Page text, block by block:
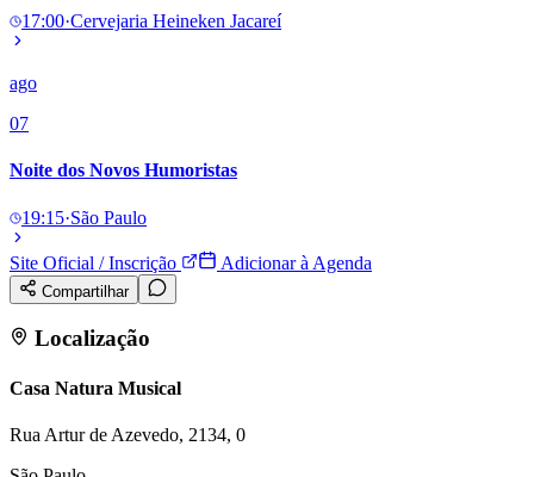
17:00·Cervejaria Heineken Jacareí
ago
07
Noite dos Novos Humoristas
19:15·São Paulo
Site Oficial / Inscrição Adicionar à Agenda
Compartilhar
Localização
Casa Natura Musical
Rua Artur de Azevedo, 2134, 0